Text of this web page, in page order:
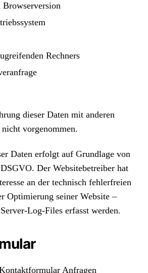
Rechners
dieser Daten mit anderen
vorgenommen.
Daten erfolgt auf Grundlage von
Der Websitebetreiber hat
an der technisch fehlerfreien
Optimierung seiner Website –
Log-Files erfasst werden.
Anfragen